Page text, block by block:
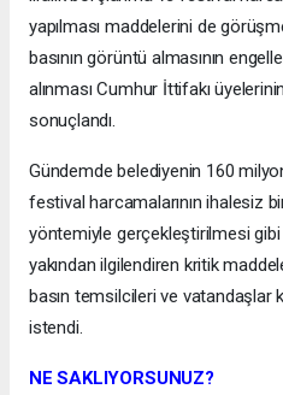
yapılması maddelerini de
basının görüntü almasının
alınması Cumhur İttifakı
sonuçlandı.
Gündemde belediyenin 160
festival harcamalarının ihalesiz
yöntemiyle gerçekleştirilmesi gibi
yakından ilgilendiren kritik
basın temsilcileri ve vatandaşlar
istendi.
NE SAKLIYORSUNUZ?